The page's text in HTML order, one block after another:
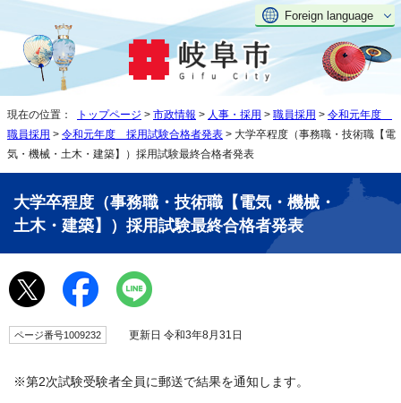
Foreign language
現在の位置： トップページ > 市政情報 > 人事・採用 > 職員採用 > 令和元年度
職員採用 > 令和元年度 採用試験合格者発表 > 大学卒程度（事務職・技術職【電
気・機械・土木・建築】）採用試験最終合格者発表
大学卒程度（事務職・技術職【電気・機械・
土木・建築】）採用試験最終合格者発表
ページ番号1009232 更新日 令和3年8月31日
※第2次試験受験者全員に郵送で結果を通知します。